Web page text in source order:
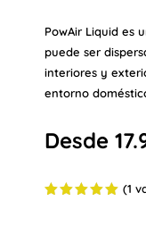
PowAir Liquid es
puede ser
interiores y
entorno
Desde
(1